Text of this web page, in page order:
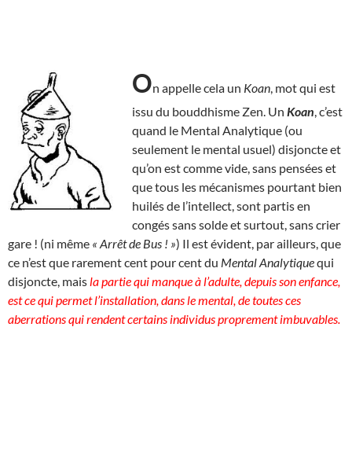
On appelle cela un Koan , mot qui est
issu du bouddhisme Zen. Un Koan , c’est
quand le Mental Analytique (ou
seulement le mental usuel) disjoncte et
qu’on est comme vide, sans pensées et
que tous les mécanismes pourtant bien
huilés de l’intellect, sont partis en
congés sans solde et surtout, sans crier
gare ! (ni même « Arrêt de Bus ! ») Il est évident, par ailleurs, que
ce n’est que rarement cent pour cent du Mental Analytiquequi
disjoncte, mais la partie qui manque à l’adulte, depuis son enfance,
est ce qui permet l’installation, dans le mental, de toutes ces
aberrations qui rendent certains individus proprement imbuvables.